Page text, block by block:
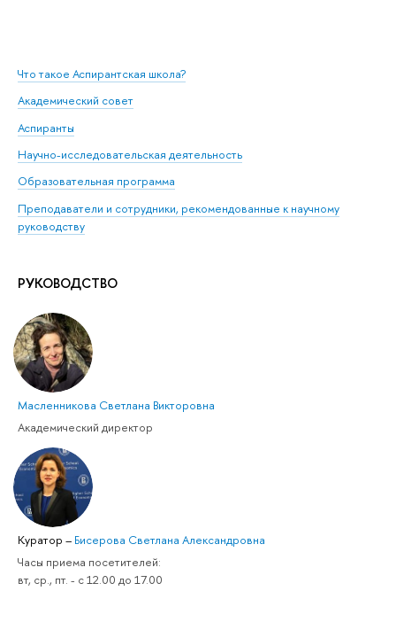
Что такое Аспирантская школа?
Академический совет
Аспиранты
Научно-исследовательская деятельность
Образовательная программа
Преподаватели и сотрудники, рекомендованные к научному
руководству
РУКОВОДСТВО
Масленникова Светлана Викторовна
Академический директор
Куратор – Бисерова Светлана Александровна
Часы приема посетителей:
вт, ср., пт. - с 12.00 до 17.00